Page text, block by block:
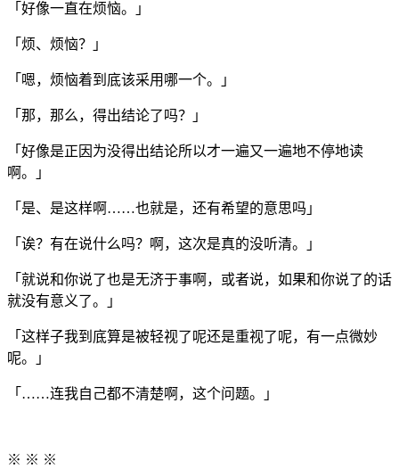
「好像一直在烦恼。」
「烦、烦恼？」
「嗯，烦恼着到底该采用哪一个。」
「那，那么，得出结论了吗？」
「好像是正因为没得出结论所以才一遍又一遍地不停地读
啊。」
「是、是这样啊……也就是，还有希望的意思吗」
「诶？有在说什么吗？啊，这次是真的没听清。」
「就说和你说了也是无济于事啊，或者说，如果和你说了的话
就没有意义了。」
「这样子我到底算是被轻视了呢还是重视了呢，有一点微妙
呢。」
「……连我自己都不清楚啊，这个问题。」
※ ※ ※